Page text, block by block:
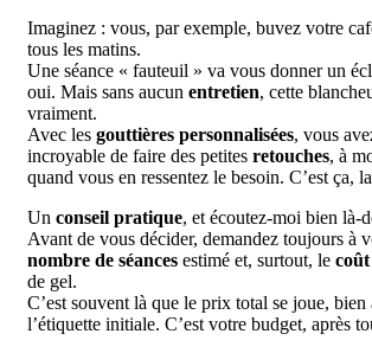
Imaginez : vous, par exemple, buvez votre
tous les matins.
Une séance « fauteuil » va vous donner un
oui. Mais sans aucun entretien, cette
vraiment.
Avec les gouttières personnalisées, vous
incroyable de faire des petites retouches, à
quand vous en ressentez le besoin. C’est ça,
Un conseil pratique, et écoutez-moi bien là-
Avant de vous décider, demandez toujours à
nombre de séances estimé et, surtout, le coût
de gel.
C’est souvent là que le prix total se joue, bien
l’étiquette initiale. C’est votre budget, après